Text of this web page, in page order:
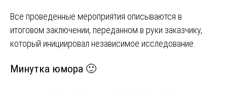
Все проведенные мероприятия описываются в
итоговом заключении, переданном в руки заказчику,
который инициировал независимое исследование.
Минутка юмора 🙂